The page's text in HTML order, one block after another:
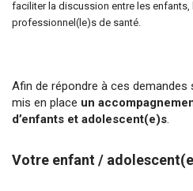
faciliter la discussion entre les enfants,
professionnel(le)s de santé.
Afin de répondre à ces demandes
mis en place un
d’enfants et adolescent(e)s
Votre enfant /